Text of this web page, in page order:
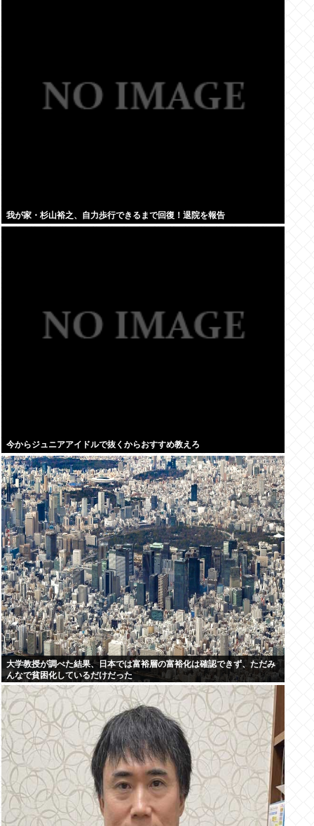
我が家・杉山裕之、自力歩行できるまで回復！退院を報告
今からジュニアアイドルで抜くからおすすめ教えろ
大学教授が調べた結果、日本では富裕層の富裕化は確認できず、ただみ
んなで貧困化しているだけだった